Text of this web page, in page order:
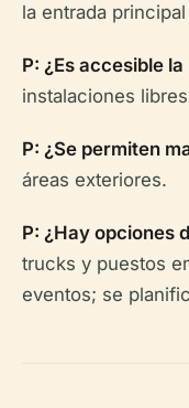
la entrada
P: ¿Es accesible la
instalaciones
P: ¿Se permiten
áreas exteriores.
P: ¿Hay opciones
trucks y puestos
eventos; se